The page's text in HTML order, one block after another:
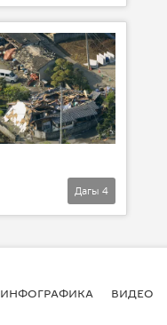
Дагы 4
ИНФОГРАФИКА ВИДЕО